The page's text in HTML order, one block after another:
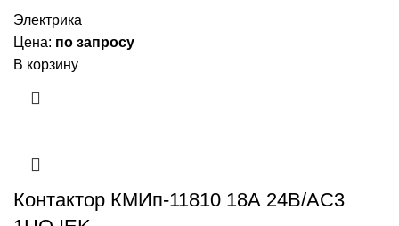
Электрика
Цена: по запросу
В корзину
Контактор КМИп-11810 18А 24В/АС3